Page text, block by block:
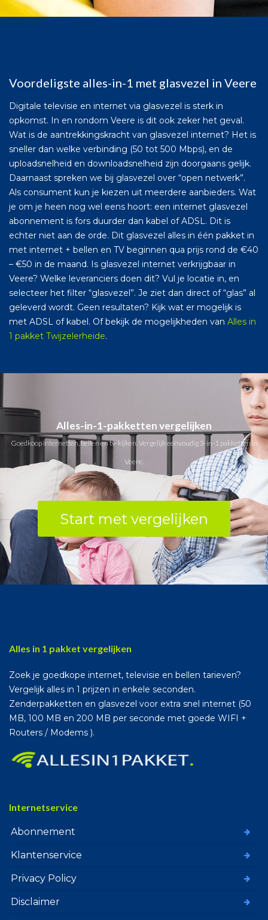
Voordeligste alles-in-1 met glasvezel in Veere
Digitale televisie en internet via glasvezel is sterk in
opkomst. In en rondom Veere is dit ook zeker het geval.
Wat is de aantrekkingskracht van glasvezel internet? Het is
sneller dan welke verbinding (50 tot 500 Mbps), en de
uploadsnelheid en downloadsnelheid zijn doorgaans gelijk.
Daarnaast spreken we bij glasvezel over “open netwerk”.
Als consument kun je kiezen uit meerdere aanbieders. Wat
je om je heen nog wel eens hoort: een internet glasvezel
abonnement is fors duurder dan kabel of ADSL. Dit is
echter niet aan de orde. Dit glasvezel alles in één pakket in
met internet + bellen en TV beginnen qua prijs rond de €40
– €50 in de maand. Is glasvezel internet verkrijgbaar in
Veere? Welke leveranciers doen dit? Vul je locatie in, en
selecteer het filter “glasvezel”. Je ziet dan direct of “glas” al
geleverd wordt. Geen resultaten? Kijk wat er mogelijk is
met ADSL of kabel. Of bekijk de mogelijkheden van Alles in
1 pakket Twijzelerheide.
Alles-in-1-pakketten vergelijken
Goedkoop internetten, bellen en tv-kijken. Vergelijk eenvoudig 3-in-1 pakketten in
Veere.
Start met vergelijken
Alles in 1 pakket vergelijken
Zoek je goedkope internet, televisie en bellen tarieven?
Vergelijk alles in 1 prijzen in enkele seconden.
Zenderpakketten en glasvezel voor extra snel internet (50
MB, 100 MB en 200 MB per seconde met goede WIFI +
Routers / Modems ).
Internetservice
Abonnement
Klantenservice
Privacy Policy
Disclaimer